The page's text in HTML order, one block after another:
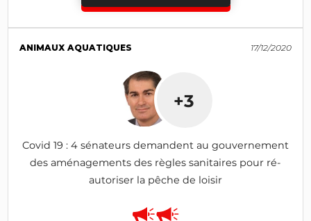
ANIMAUX AQUATIQUES 17/12/2020
+3
Covid 19 : 4 sénateurs demandent au gouvernement
des aménagements des règles sanitaires pour ré-
autoriser la pêche de loisir